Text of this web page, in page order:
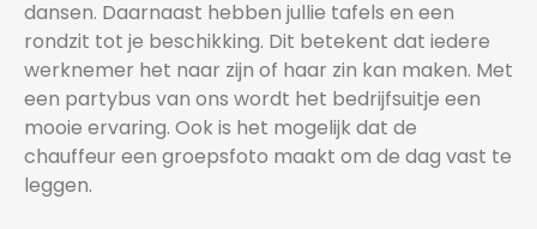
dansen. Daarnaast hebben jullie tafels en een
rondzit tot je beschikking. Dit betekent dat iedere
werknemer het naar zijn of haar zin kan maken. Met
een partybus van ons wordt het bedrijfsuitje een
mooie ervaring. Ook is het mogelijk dat de
chauffeur een groepsfoto maakt om de dag vast te
leggen.